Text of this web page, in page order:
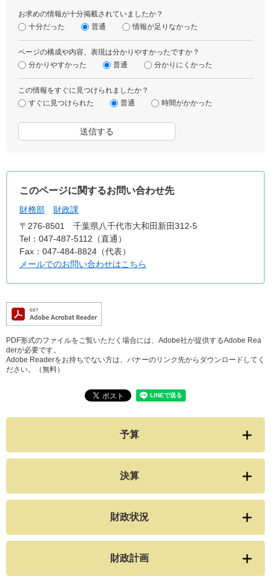
お求めの情報が十分掲載されていましたか？
十分だった
普通 情報が足りなかった
ページの構成や内容、表現は分かりやすかったですか？
分かりやすかった
普通 分かりにくかった
この情報をすぐに見つけられましたか？
すぐに見つけられた
普通 時間がかかった
このページに関するお問い合わせ先
財務部
財政課
〒276-8501
千葉県八千代市大和田新田312-5
Tel：047-487-5112（直通）
Fax：047-484-8824（代表）
メールでのお問い合わせはこちら
PDF形式のファイルをご覧いただく場合には、Adobe社が提供するAdobe Rea
derが必要です。
Adobe Readerをお持ちでない方は、バナーのリンク先からダウンロードしてく
ださい。（無料）
予算
決算
財政状況
財政計画